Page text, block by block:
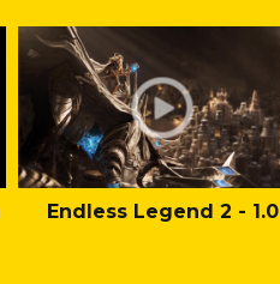
Endless Legend 2 - 1.0